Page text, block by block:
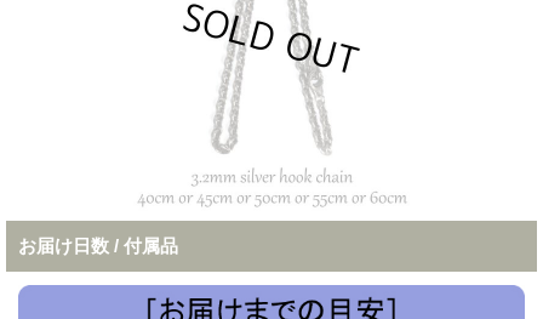
お届け日数 / 付属品